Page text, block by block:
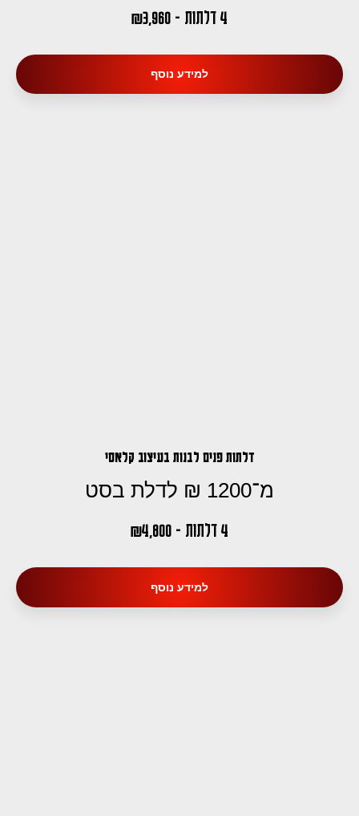
₪ 4 דלתות - 3,960
למידע נוסף
דלתות פנים לבנות בעיצוב קלאסי
מ־1200 ₪ לדלת בסט
₪ 4 דלתות - 4,800
למידע נוסף